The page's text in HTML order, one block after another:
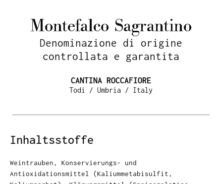
Montefalco Sagrantino
Denominazione di origine
controllata e garantita
CANTINA ROCCAFIORE
Todi / Umbria / Italy
Inhaltsstoffe
Weintrauben, Konservierungs- und
Antioxidationsmittel (Kaliummetabisulfit,